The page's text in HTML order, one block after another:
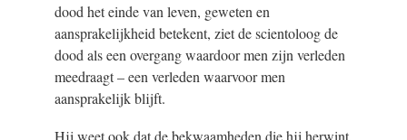
dood het einde van leven, geweten en
aansprakelijkheid betekent, ziet de scientoloog de
dood als een overgang waardoor men zijn verleden
meedraagt – een verleden waarvoor men
aansprakelijk blijft.
Hij weet ook dat de bekwaamheden die hij herwint,